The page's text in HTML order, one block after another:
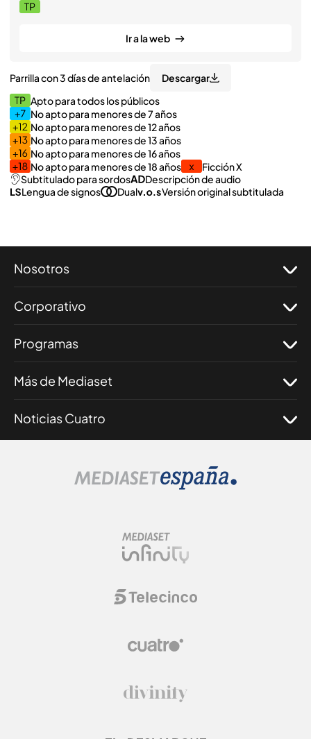
Ir a la web
Parrilla con 3 días de antelación
Descargar
Apto para todos los públicos
No apto para menores de 7 años
No apto para menores de 12 años
No apto para menores de 13 años
No apto para menores de 16 años
No apto para menores de 18 años
Ficción X
Subtitulado para sordos
Descripción de audio
Lengua de signos
Dual Versión original subtitulada
Nosotros
Corporativo
Programas
Más de Mediaset
Noticias Cuatro